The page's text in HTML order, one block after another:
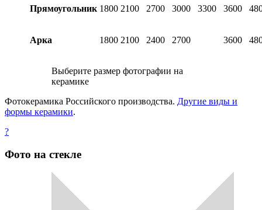
Прямоугольник 1800 2100 2700 3000 3300 3600
Арка 1800 2100 2400 2700 3600
Выберите размер фотографии на
керамике
Фотокерамика Российского производства. Другие виды и
формы керамики.
?
Фото на стекле